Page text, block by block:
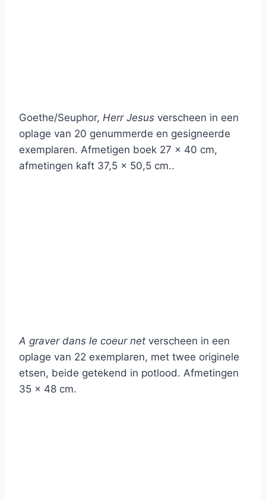
Goethe/Seuphor, Herr Jesus verscheen in een
oplage van 20 genummerde en gesigneerde
exemplaren. Afmetigen boek 27 x 40 cm,
afmetingen kaft 37,5 x 50,5 cm..
A graver dans le coeur net verscheen in een
oplage van 22 exemplaren, met twee originele
etsen, beide getekend in potlood. Afmetingen
35 x 48 cm.